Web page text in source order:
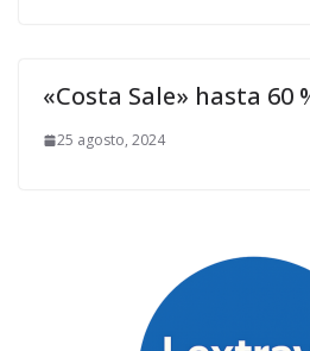
«Costa Sale» hasta 60
25 agosto, 2024